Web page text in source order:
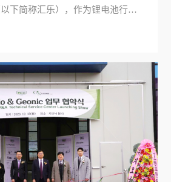
下简称汇乐），作为锂电池行业